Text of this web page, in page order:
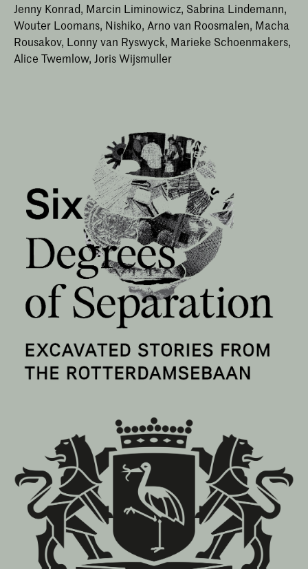
Jenny Konrad, Marcin Liminowicz, Sabrina Lindemann,
Wouter Loomans, Nishiko, Arno van Roosmalen, Macha
Rousakov, Lonny van Ryswyck, Marieke Schoenmakers,
Alice Twemlow, Joris Wijsmuller